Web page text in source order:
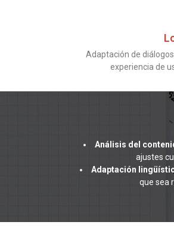
Adaptación de
experiencia de
Análisis del
ajustes
Adaptación
que sea